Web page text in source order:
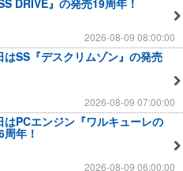
2026-08-09 08:00:00
はSS『デスクリムゾン』の発売
2026-08-09 07:00:00
はPCエンジン『ワルキューレの
年！
2026-08-09 06:00:00